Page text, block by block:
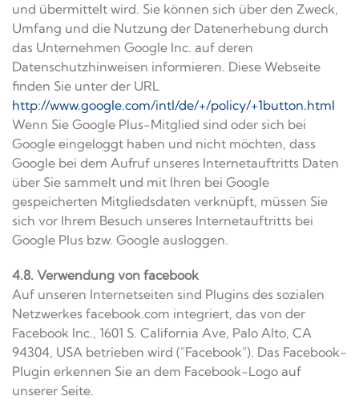
und übermittelt wird. Sie können sich über den Zweck,
Umfang und die Nutzung der Datenerhebung durch
das Unternehmen Google Inc. auf deren
Datenschutzhinweisen informieren. Diese Webseite
finden Sie unter der URL
http://www.google.com/intl/de/+/policy/+1button.html
Wenn Sie Google Plus-Mitglied sind oder sich bei
Google eingeloggt haben und nicht möchten, dass
Google bei dem Aufruf unseres Internetauftritts Daten
über Sie sammelt und mit Ihren bei Google
gespeicherten Mitgliedsdaten verknüpft, müssen Sie
sich vor Ihrem Besuch unseres Internetauftritts bei
Google Plus bzw. Google ausloggen.
4.8. Verwendung von facebook
Auf unseren Internetseiten sind Plugins des sozialen
Netzwerkes facebook.com integriert, das von der
Facebook Inc., 1601 S. California Ave, Palo Alto, CA
94304, USA betrieben wird ("Facebook"). Das Facebook-
Plugin erkennen Sie an dem Facebook-Logo auf
unserer Seite.